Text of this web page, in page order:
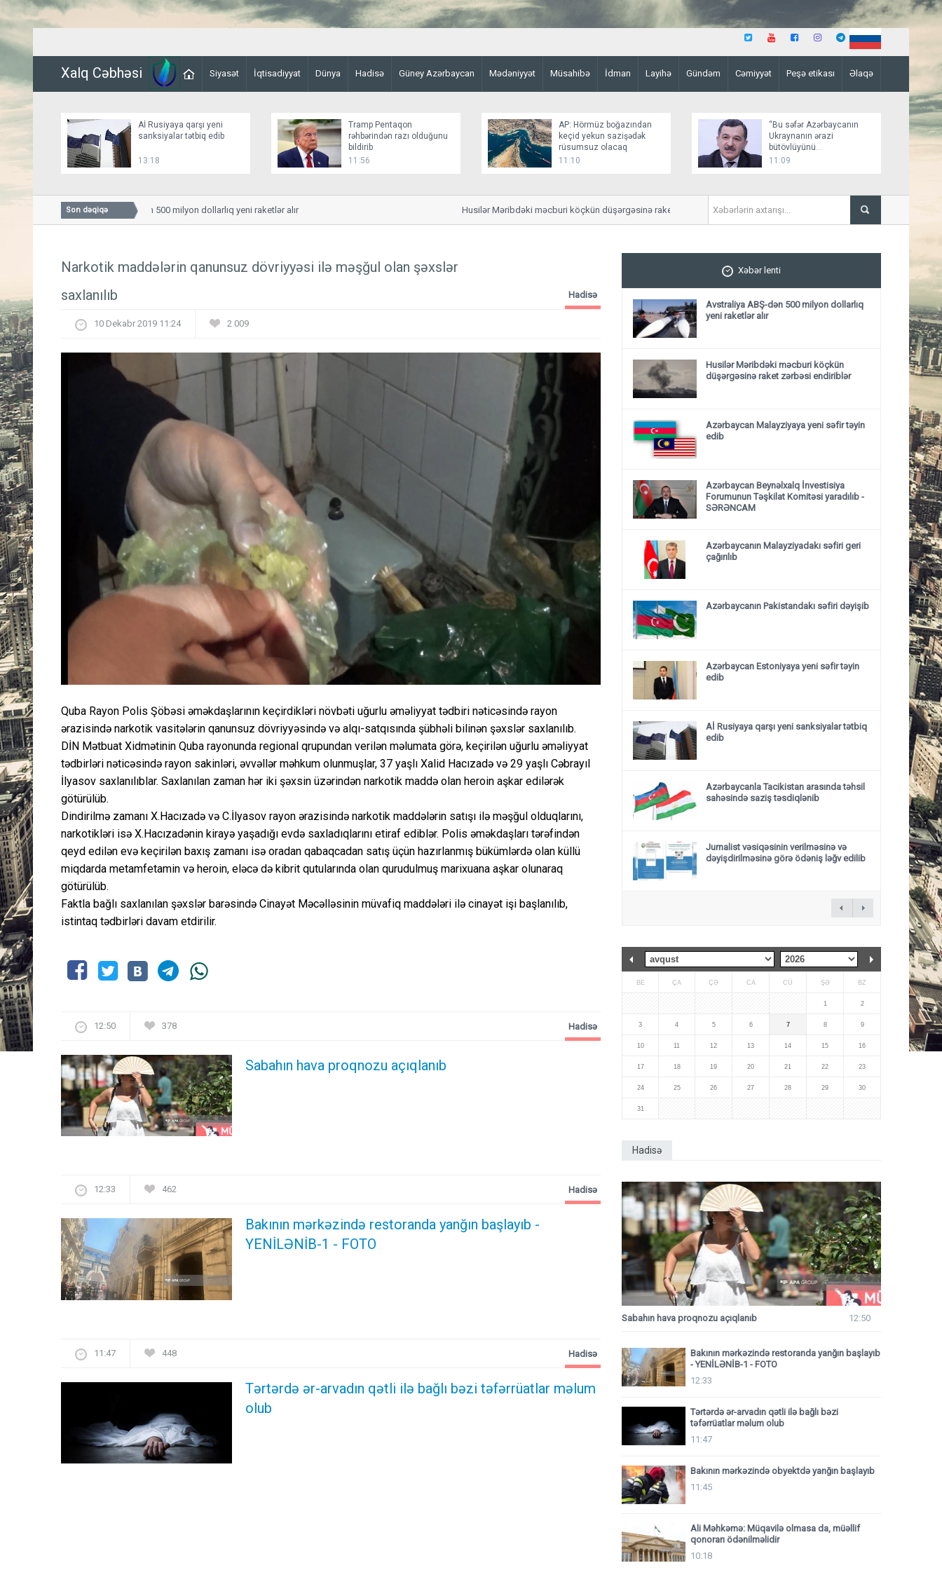
Xalq Cəbhəsi Siyasət İqtisadiyyat Dünya Hadisə Güney Azərbaycan Mədəniyyət Müsahibə İdman Layihə Gündəm Cəmiyyət Peşə etikası Əlaqə
Aİ Rusiyaya qarşı yeni
sanksiyalar tətbiq edib
13:18
Tramp Pentaqon
rəhbərindən razı olduğunu
bildirib
11:56
AP: Hörmüz boğazından
keçid yekun sazişədək
rüsumsuz olacaq
11:10
“Bu səfər Azərbaycanın
Ukraynanın ərazi
bütövlüyünü
dəstəkləməsinə növbəti
11:09
Son dəqiqə
Avstraliya ABŞ-dən 500 milyon dollarlıq yeni raketlər alır Husilər Məribdəki məcburi köçkün düşərgəsinə raket zərbəsi endiriblər Azərbaycan Malayziyaya
Narkotik maddələrin qanunsuz dövriyyəsi ilə məşğul olan şəxslər
saxlanılıb
Hadisə
10 Dekabr 2019 11:24 2 009
Quba Rayon Polis Şöbəsi əməkdaşlarının keçirdikləri növbəti uğurlu əməliyyat tədbiri nəticəsində rayon
ərazisində narkotik vasitələrin qanunsuz dövriyyəsində və alqı-satqısında şübhəli bilinən şəxslər saxlanılıb.
DİN Mətbuat Xidmətinin Quba rayonunda regional qrupundan verilən məlumata görə, keçirilən uğurlu əməliyyat
tədbirləri nəticəsində rayon sakinləri, əvvəllər məhkum olunmuşlar, 37 yaşlı Xalid Hacızadə və 29 yaşlı Cəbrayıl
İlyasov saxlanılıblar. Saxlanılan zaman hər iki şəxsin üzərindən narkotik maddə olan heroin aşkar edilərək
götürülüb.
Dindirilmə zamanı X.Hacızadə və C.İlyasov rayon ərazisində narkotik maddələrin satışı ilə məşğul olduqlarını,
narkotikləri isə X.Hacızadənin kirayə yaşadığı evdə saxladıqlarını etiraf ediblər. Polis əməkdaşları tərəfindən
qeyd edilən evə keçirilən baxış zamanı isə oradan qabaqcadan satış üçün hazırlanmış bükümlərdə olan küllü
miqdarda metamfetamin və heroin, eləcə də kibrit qutularında olan qurudulmuş marixuana aşkar olunaraq
götürülüb.
Faktla bağlı saxlanılan şəxslər barəsində Cinayət Məcəlləsinin müvafiq maddələri ilə cinayət işi başlanılıb,
istintaq tədbirləri davam etdirilir.
12:50 378
Sabahın hava proqnozu açıqlanıb
Hadisə
12:33 462
Bakının mərkəzində restoranda yanğın başlayıb -
YENİLƏNİB-1 - FOTO
Hadisə
11:47 448
Tərtərdə ər-arvadın qətli ilə bağlı bəzi təfərrüatlar məlum
olub
Hadisə
Xəbər lenti
Avstraliya ABŞ-dən 500 milyon dollarlıq
yeni raketlər alır
Husilər Məribdəki məcburi köçkün
düşərgəsinə raket zərbəsi endiriblər
Azərbaycan Malayziyaya yeni səfir təyin
edib
Azərbaycan Beynəlxalq İnvestisiya
Forumunun Təşkilat Komitəsi yaradılıb -
SƏRƏNCAM
Azərbaycanın Malayziyadakı səfiri geri
çağırılıb
Azərbaycanın Pakistandakı səfiri dəyişib
Azərbaycan Estoniyaya yeni səfir təyin
edib
Aİ Rusiyaya qarşı yeni sanksiyalar tətbiq
edib
Azərbaycanla Tacikistan arasında təhsil
sahəsində saziş təsdiqlənib
Jurnalist vəsiqəsinin verilməsinə və
dəyişdirilməsinə görə ödəniş ləğv edilib
BE ÇA ÇƏ CA CÜ ŞƏ BZ
1 2
3 4 5 6 7 8 9
10 11 12 13 14 15 16
17 18 19 20 21 22 23
24 25 26 27 28 29 30
31
Hadisə
Sabahın hava proqnozu açıqlanıb 12:50
Bakının mərkəzində restoranda yanğın başlayıb
- YENİLƏNİB-1 - FOTO
12:33
Tərtərdə ər-arvadın qətli ilə bağlı bəzi
təfərrüatlar məlum olub
11:47
Bakının mərkəzində obyektdə yanğın başlayıb
11:45
Ali Məhkəmə: Müqavilə olmasa da, müəllif
qonorarı ödənilməlidir
10:18